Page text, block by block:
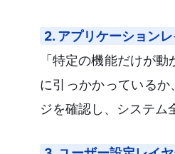
2. アプリケーション
「特定の機能だけが
に引っかかっている
ジを確認し、システム